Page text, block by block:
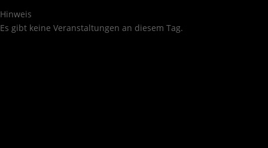
Hinweis
Es gibt keine Veranstaltungen an diesem Tag.